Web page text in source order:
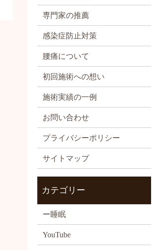
専門家の推薦
感染症防止対策
腰痛について
初回施術への想い
施術実績の一例
お問い合わせ
プライバシーポリシー
サイトマップ
カテゴリー
ー睡眠
YouTube